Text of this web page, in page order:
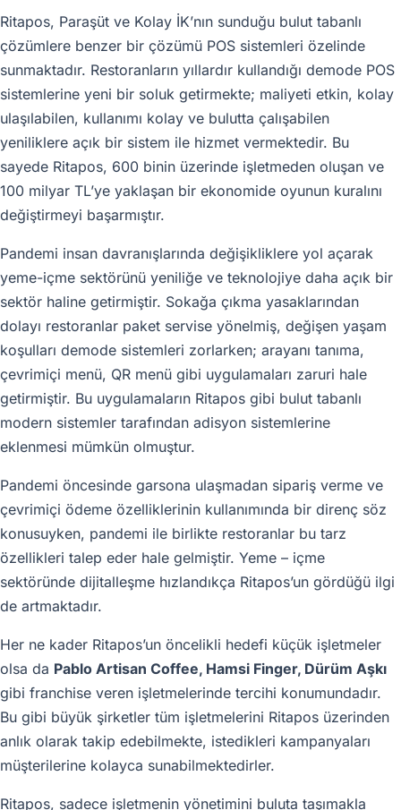
Ritapos, Paraşüt ve Kolay İK’nın sunduğu bulut tabanlı
çözümlere benzer bir çözümü POS sistemleri özelinde
sunmaktadır. Restoranların yıllardır kullandığı demode POS
sistemlerine yeni bir soluk getirmekte; maliyeti etkin, kolay
ulaşılabilen, kullanımı kolay ve bulutta çalışabilen
yeniliklere açık bir sistem ile hizmet vermektedir. Bu
sayede Ritapos, 600 binin üzerinde işletmeden oluşan ve
100 milyar TL’ye yaklaşan bir ekonomide oyunun kuralını
değiştirmeyi başarmıştır.
Pandemi insan davranışlarında değişikliklere yol açarak
yeme-içme sektörünü yeniliğe ve teknolojiye daha açık bir
sektör haline getirmiştir. Sokağa çıkma yasaklarından
dolayı restoranlar paket servise yönelmiş, değişen yaşam
koşulları demode sistemleri zorlarken; arayanı tanıma,
çevrimiçi menü, QR menü gibi uygulamaları zaruri hale
getirmiştir. Bu uygulamaların Ritapos gibi bulut tabanlı
modern sistemler tarafından adisyon sistemlerine
eklenmesi mümkün olmuştur.
Pandemi öncesinde garsona ulaşmadan sipariş verme ve
çevrimiçi ödeme özelliklerinin kullanımında bir direnç söz
konusuyken, pandemi ile birlikte restoranlar bu tarz
özellikleri talep eder hale gelmiştir. Yeme – içme
sektöründe dijitalleşme hızlandıkça Ritapos’un gördüğü ilgi
de artmaktadır.
Her ne kader Ritapos’un öncelikli hedefi küçük işletmeler
olsa da Pablo Artisan Coffee, Hamsi Finger, Dürüm Aşkı
gibi franchise veren işletmelerinde tercihi konumundadır.
Bu gibi büyük şirketler tüm işletmelerini Ritapos üzerinden
anlık olarak takip edebilmekte, istedikleri kampanyaları
müşterilerine kolayca sunabilmektedirler.
Ritapos, sadece işletmenin yönetimini buluta taşımakla